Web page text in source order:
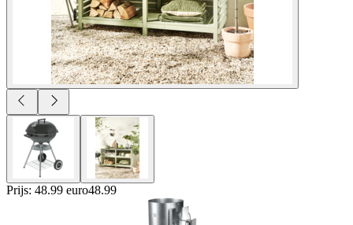
Prijs: 48.99 euro48.99